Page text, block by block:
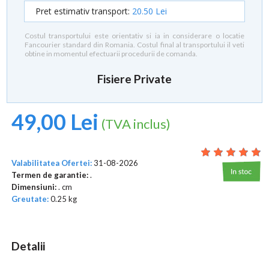
Pret estimativ transport: 20.50 Lei
Costul transportului este orientativ si ia in considerare o locatie
Fancourier standard din Romania. Costul final al transportului il veti
obtine in momentul efectuarii procedurii de comanda.
Fisiere Private
49,00 Lei (TVA inclus)
Valabilitatea Ofertei:31-08-2026
Termen de garantie:.
Dimensiuni:. cm
Greutate:0.25 kg
Detalii